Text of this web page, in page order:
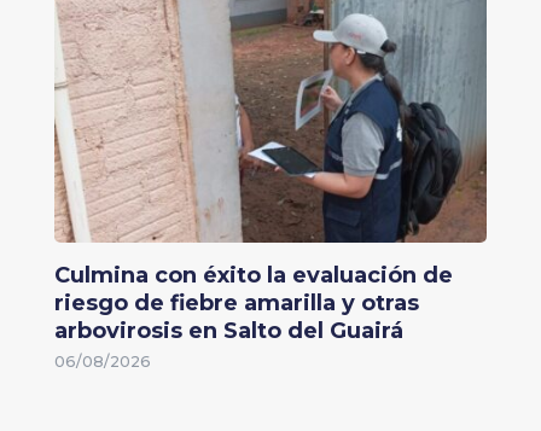
Culmina con éxito la evaluación de
riesgo de fiebre amarilla y otras
arbovirosis en Salto del Guairá
06/08/2026